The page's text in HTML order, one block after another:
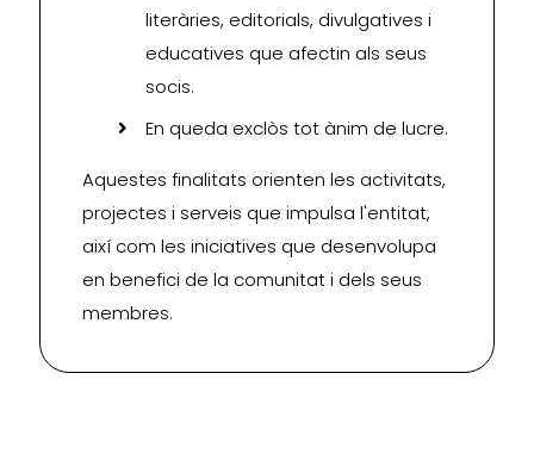
literàries, editorials, divulgatives i
educatives que afectin als seus
socis.
En queda exclòs tot ànim de lucre.
Aquestes finalitats orienten les activitats,
projectes i serveis que impulsa l'entitat,
així com les iniciatives que desenvolupa
en benefici de la comunitat i dels seus
membres.